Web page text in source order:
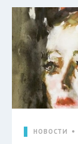
НОВОСТИ